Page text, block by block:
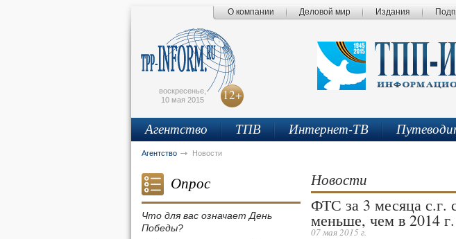
О компании Деловой мир Издания
воскресенье,
10 мая 2015
12+
Агентство ТПВ Интернет-ТВ
Агентство Новости
Опрос
Что для вас означает День
Победы?
Новости
ФТС за 3 месяца с.г.
меньше, чем в 2014 г.
07 мая 2015 г.